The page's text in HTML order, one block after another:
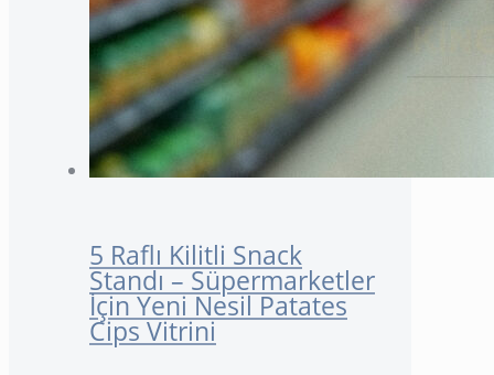
5 Raflı Kilitli Snack
Standı – Süpermarketler
İçin Yeni Nesil Patates
Cips Vitrini